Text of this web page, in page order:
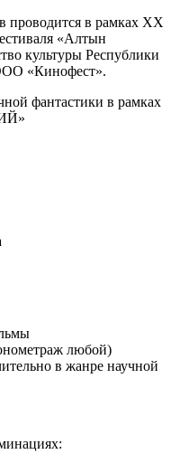
проводится в рамках XX
«Алтын
культуры Республики
«Кинофест».
фантастики в рамках
любой)
в жанре научной